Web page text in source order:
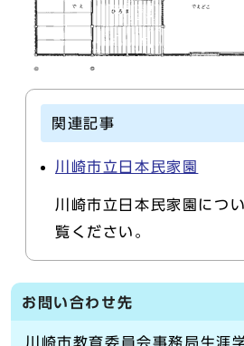
関連記事
川崎市立日本民家園
川崎市立日本民家園につ
覧ください。
お問い合わせ先
川崎市教育委員会事務局生涯